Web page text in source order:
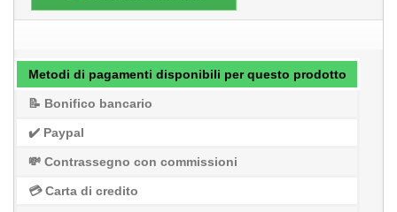
Metodi di pagamenti disponibili per questo prodotto
📝 Bonifico bancario
✔️ Paypal
💸 Contrassegno con commissioni
💳 Carta di credito